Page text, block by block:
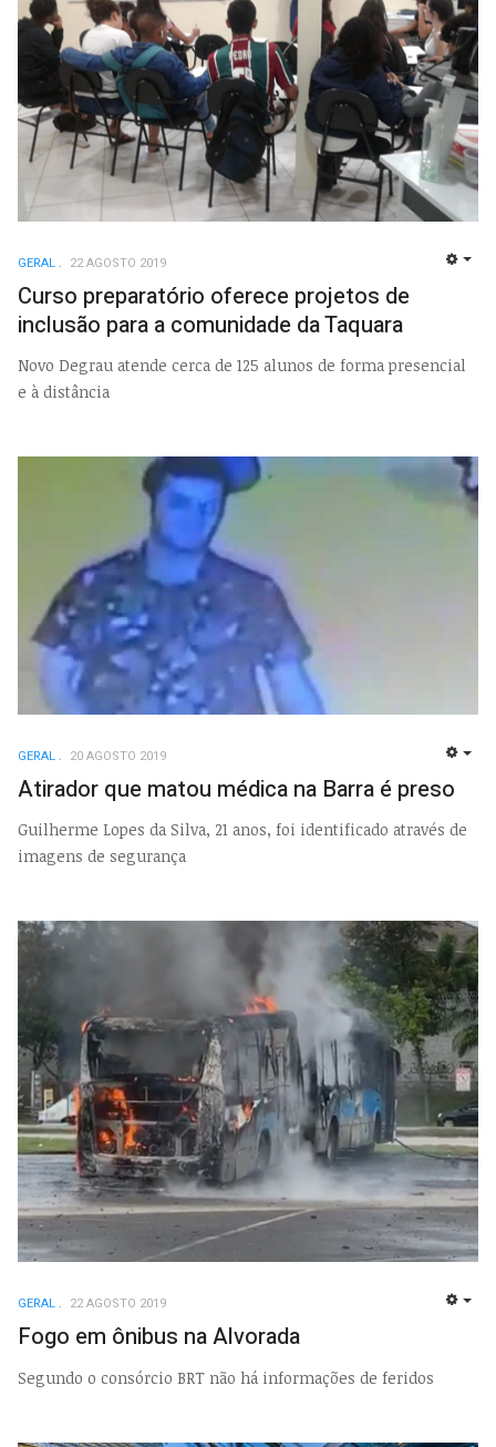
GERAL 22 AGOSTO 2019
Curso preparatório oferece projetos de
inclusão para a comunidade da Taquara
Novo Degrau atende cerca de 125 alunos de forma presencial
e à distância
GERAL 20 AGOSTO 2019
Atirador que matou médica na Barra é preso
Guilherme Lopes da Silva, 21 anos, foi identificado através de
imagens de segurança
GERAL 22 AGOSTO 2019
Fogo em ônibus na Alvorada
Segundo o consórcio BRT não há informações de feridos